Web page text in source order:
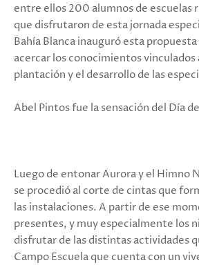
entre ellos 200 alumnos de escuelas
que disfrutaron de esta jornada
Bahía Blanca inauguró esta
acercar los conocimientos vinculados
plantación y el desarrollo de las
Abel Pintos fue la sensación del Día
Luego de entonar Aurora y el Himno
se procedió al corte de cintas que
las instalaciones. A partir de ese
presentes, y muy especialmente los
disfrutar de las distintas actividades
Campo Escuela que cuenta con un